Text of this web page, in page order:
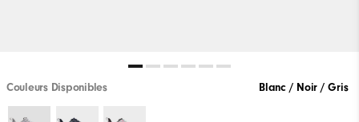
Couleurs Disponibles Blanc / Noir / Gris